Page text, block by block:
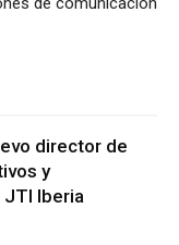
director de
y
JTI Iberia